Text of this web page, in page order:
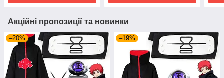
Акційні пропозиції та новинки
–20% –19%